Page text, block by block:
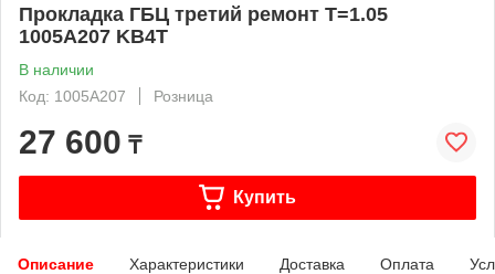
Прокладка ГБЦ третий ремонт T=1.05
1005A207 KB4T
В наличии
Код: 1005A207
Розница
27 600 ₸
Купить
Описание Характеристики Доставка Оплата